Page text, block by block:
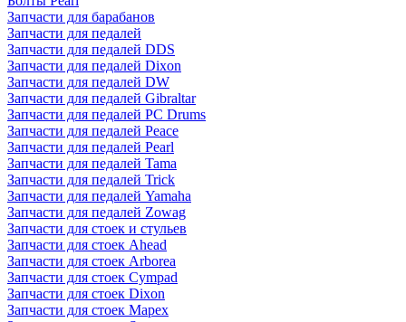
Запчасти для барабанов
Запчасти для педалей
Запчасти для педалей DDS
Запчасти для педалей Dixon
Запчасти для педалей DW
Запчасти для педалей Gibraltar
Запчасти для педалей PC Drums
Запчасти для педалей Peace
Запчасти для педалей Pearl
Запчасти для педалей Tama
Запчасти для педалей Trick
Запчасти для педалей Yamaha
Запчасти для педалей Zowag
Запчасти для стоек и стульев
Запчасти для стоек Ahead
Запчасти для стоек Arborea
Запчасти для стоек Cympad
Запчасти для стоек Dixon
Запчасти для стоек Mapex